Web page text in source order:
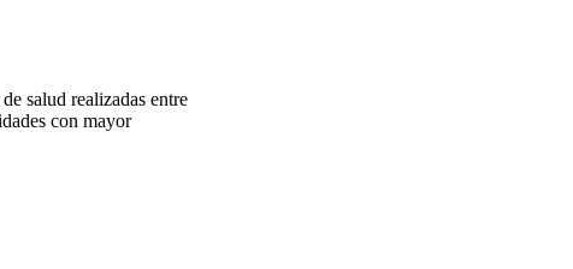
salud realizadas entre
con mayor